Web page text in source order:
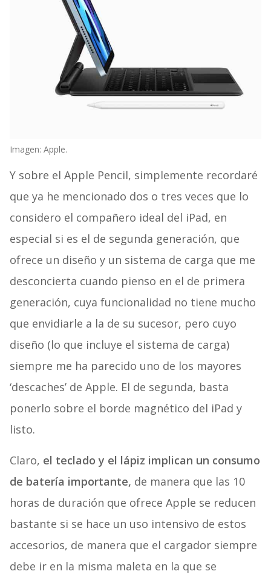
Imagen: Apple.
Y sobre el Apple Pencil, simplemente recordaré
que ya he mencionado dos o tres veces que lo
considero el compañero ideal del iPad, en
especial si es el de segunda generación, que
ofrece un diseño y un sistema de carga que me
desconcierta cuando pienso en el de primera
generación, cuya funcionalidad no tiene mucho
que envidiarle a la de su sucesor, pero cuyo
diseño (lo que incluye el sistema de carga)
siempre me ha parecido uno de los mayores
‘descaches’ de Apple. El de segunda, basta
ponerlo sobre el borde magnético del iPad y
listo.
Claro, el teclado y el lápiz implican un consumo
de batería importante, de manera que las 10
horas de duración que ofrece Apple se reducen
bastante si se hace un uso intensivo de estos
accesorios, de manera que el cargador siempre
debe ir en la misma maleta en la que se